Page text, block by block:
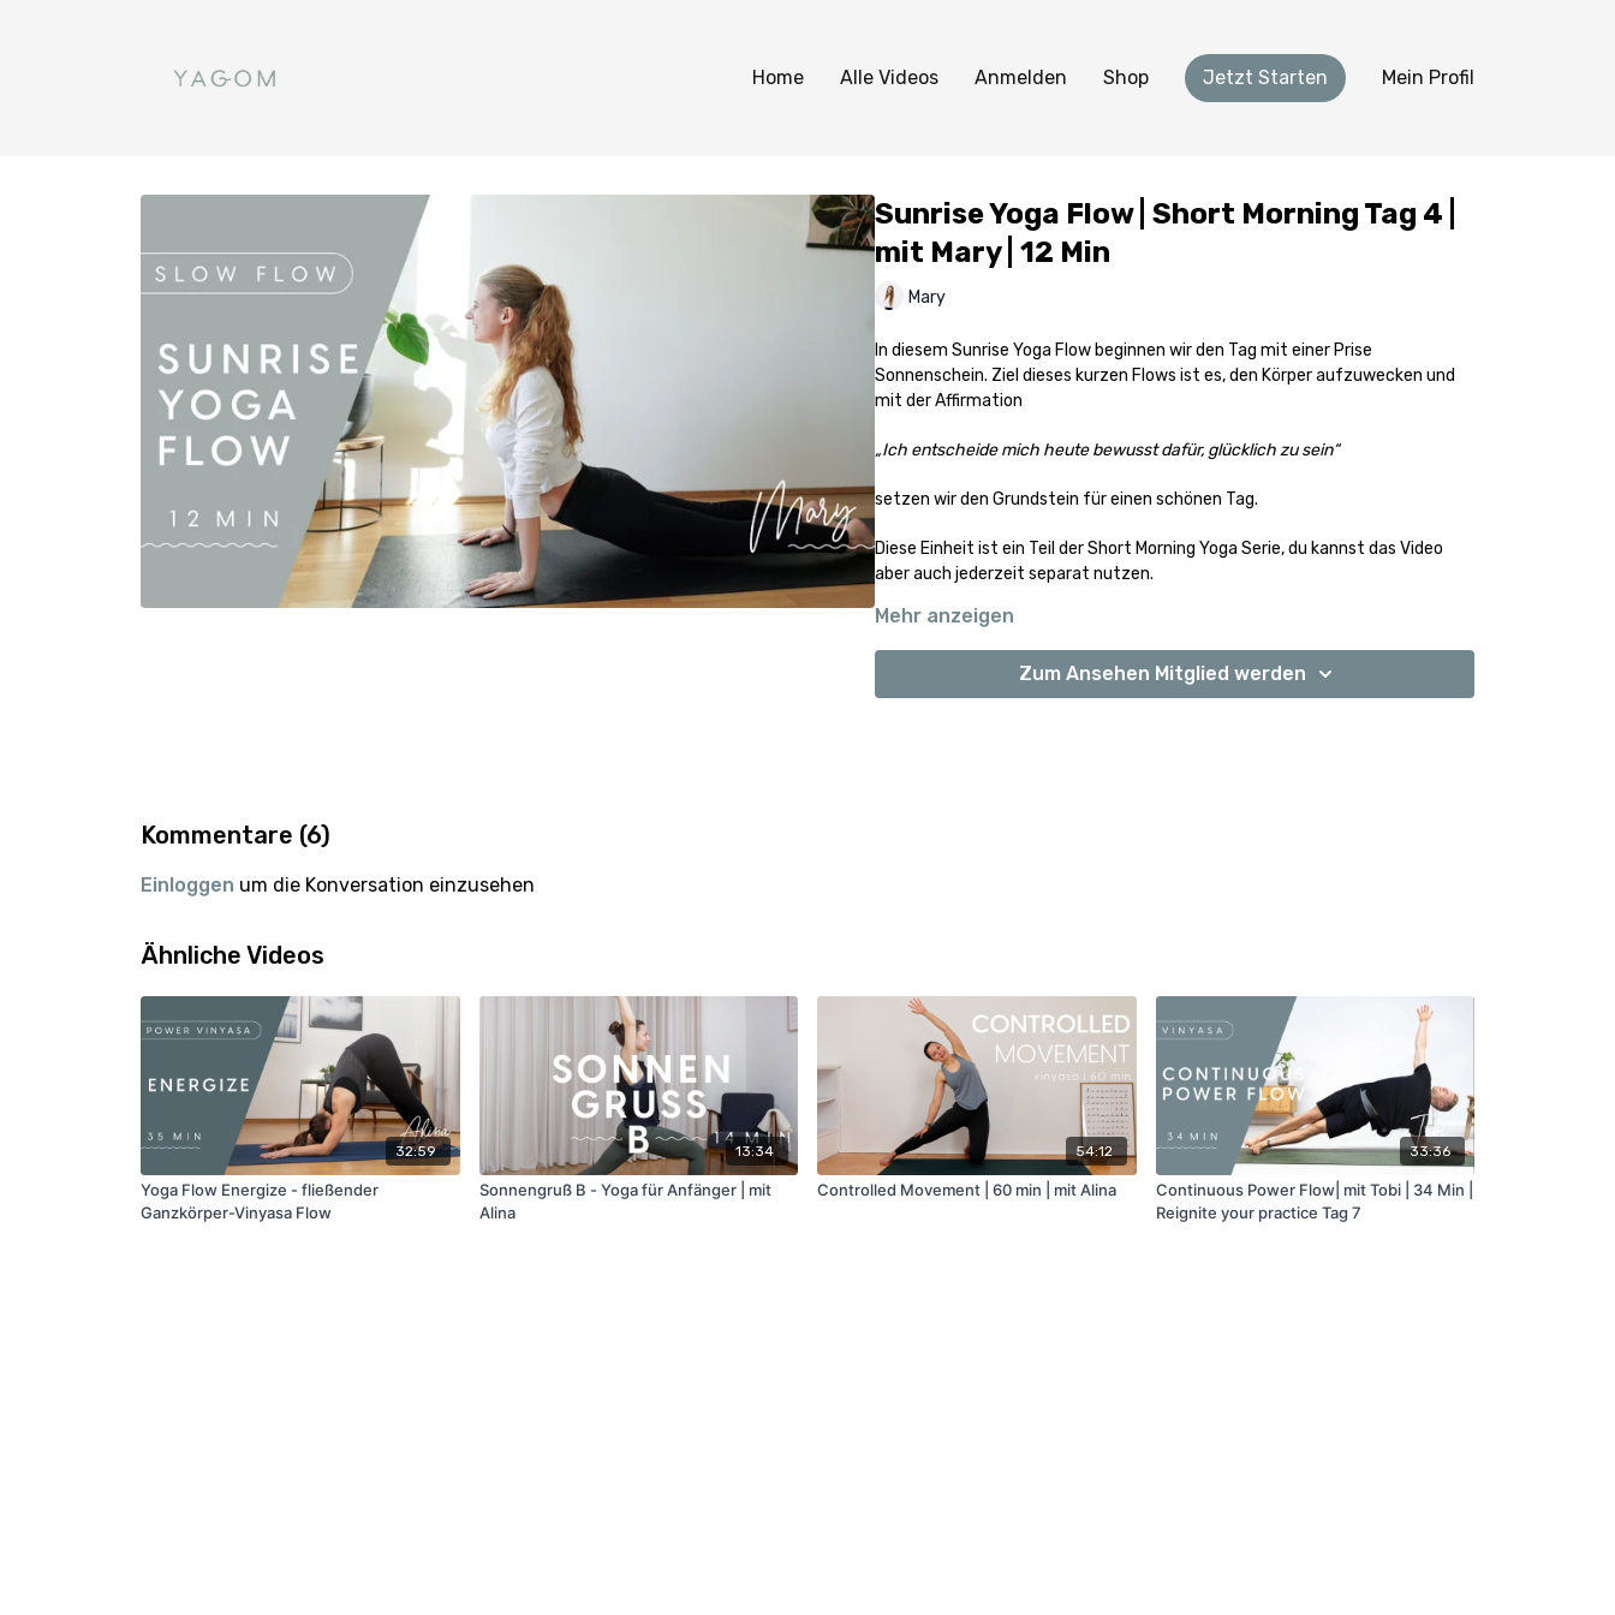
Home Alle Videos Anmelden Shop Jetzt Starten Mein Profil
Sunrise Yoga Flow | Short Morning Tag 4 |
mit Mary | 12 Min
Mary
In diesem Sunrise Yoga Flow beginnen wir den Tag mit einer Prise
Sonnenschein. Ziel dieses kurzen Flows ist es, den Körper aufzuwecken und
mit der Affirmation
„Ich entscheide mich heute bewusst dafür, glücklich zu sein“
setzen wir den Grundstein für einen schönen Tag.
Diese Einheit ist ein Teil der Short Morning Yoga Serie, du kannst das Video
aber auch jederzeit separat nutzen.
Ich wünsche dir einen schönen Tag!
Namaste, deine Mary
Mehr anzeigen
Zum Ansehen Mitglied werden
Kommentare (6)
Einloggen um die Konversation einzusehen
Ähnliche Videos
32:59
Yoga Flow Energize - fließender
Ganzkörper-Vinyasa Flow
13:34
Sonnengruß B - Yoga für Anfänger | mit
Alina
54:12
Controlled Movement | 60 min | mit Alina
33:36
Continuous Power Flow| mit Tobi | 34 Min |
Reignite your practice Tag 7